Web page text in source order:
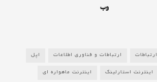
وب
ارتباطات ارتباطات و فناوری اطلاعات اپل
اینترنت استارلینک اینترنت ماهواره ای